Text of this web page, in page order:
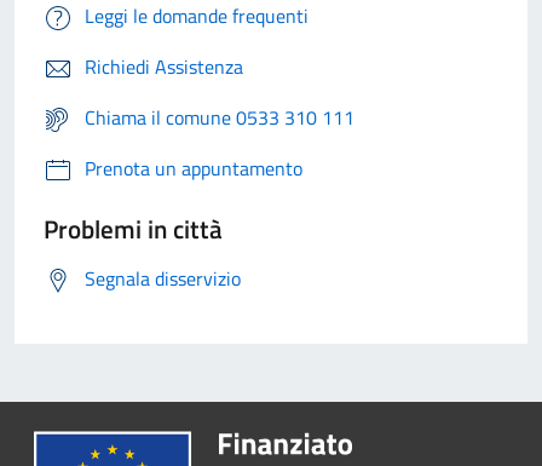
Leggi le domande frequenti
Richiedi Assistenza
Chiama il comune 0533 310 111
Prenota un appuntamento
Problemi in città
Segnala disservizio